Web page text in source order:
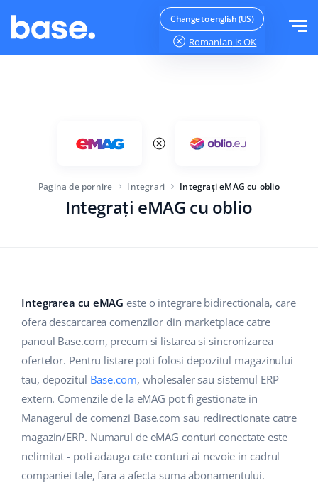
Change to english (US)
Romanian is OK
Manager produs
Managementul transporturilor
Automatizarea fluxului de lucru
Base Connect
AI pentru comerțul electronic
Base Analytics
Mărimea companiei
Pentru startup-urile
Produse pentru copii
Electronică
Piese auto
Supermarket
Suport
Blog
Servicii
Implementari de sistem
Auditul conturilor
english (GB)
english (IN)
čeština
deutsch
Logheaza-te
Pagina de pornire Integrari Integrați eMAG cu oblio
Integrați eMAG cu oblio
Integrarea cu eMAG este o integrare bidirectionala, care
ofera descarcarea comenzilor din marketplace catre
panoul Base.com, precum si listarea si sincronizarea
ofertelor. Pentru listare poti folosi depozitul magazinului
tau, depozitul Base.com, wholesaler sau sistemul ERP
extern. Comenzile de la eMAG pot fi gestionate in
Managerul de comenzi Base.com sau redirectionate catre
magazin/ERP. Numarul de eMAG conturi conectate este
nelimitat - poti adauga cate conturi ai nevoie in cadrul
companiei tale, fara a afecta suma abonamentului.